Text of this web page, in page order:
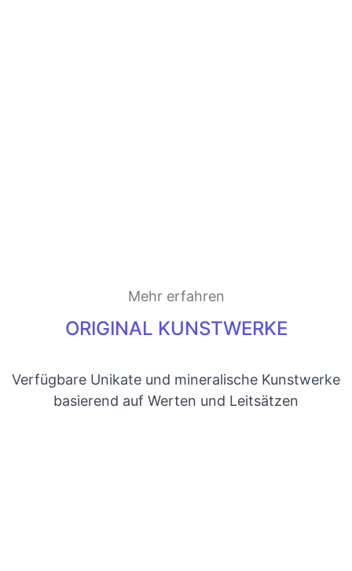
Mehr erfahren
ORIGINAL KUNSTWERKE
Verfügbare Unikate und mineralische Kunstwerke
basierend auf Werten und Leitsätzen